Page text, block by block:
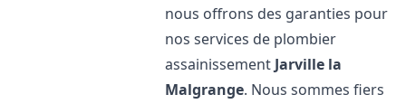
nous offrons des garanties pour
nos services de plombier
assainissement Jarville la
Malgrange. Nous sommes fiers